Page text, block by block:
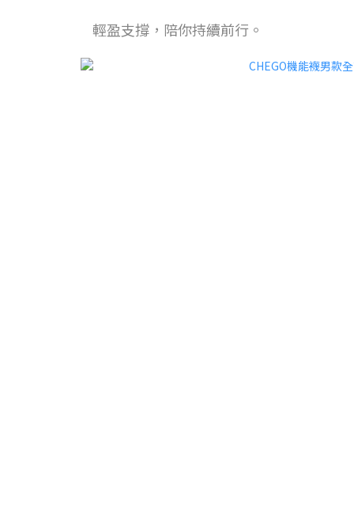
輕盈支撐，陪你持續前行。